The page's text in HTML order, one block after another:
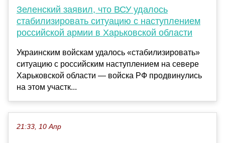
Зеленский заявил, что ВСУ удалось
стабилизировать ситуацию с наступлением
российской армии в Харьковской области
Украинским войскам удалось «стабилизировать»
ситуацию с российским наступлением на севере
Харьковской области — войска РФ продвинулись
на этом участк...
21:33, 10 Апр